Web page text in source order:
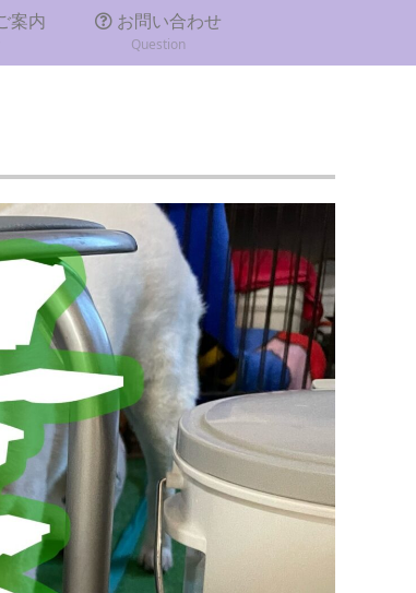
案内
お問い合わせ
Question